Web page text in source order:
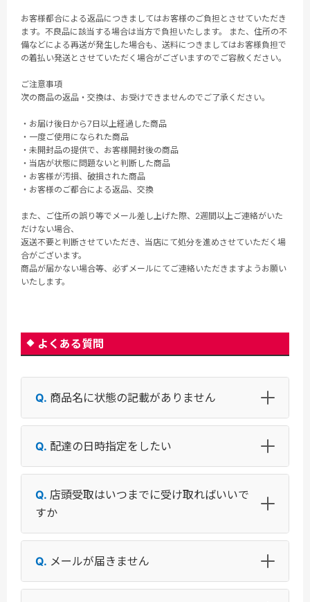
お客様都合による返品につきましてはお客様のご負担とさせていただき
ます。不良品に該当する場合は当方で負担いたします。 また、住所の不
備などによる再送が発生した場合も、送料につきましてはお客様負担で
の着払い発送とさせていただく場合がございますのでご容赦ください。
ご注意事項
次の商品の返品・交換は、お受けできませんのでご了承ください。
・お届け後日から7日以上経過した商品
・一度ご使用になられた商品
・未開封品の提供で、お客様開封後の商品
・当店が状態に問題ないと判断した商品
・お客様が汚損、破損された商品
・お客様のご都合による返品、交換
また、ご住所の誤り等でメール差し上げた際、2週間以上ご連絡がいた
だけない場合、
返送不要と判断させていただき、当店にて処分を進めさせていただく場
合がございます。
商品が届かない場合等、必ずメールにてご連絡いただきますようお願い
いたします。
よくある質問
商品名に状態の記載がありません
配達の日時指定をしたい
店頭受取はいつまでに受け取ればいいで
すか
メールが届きません